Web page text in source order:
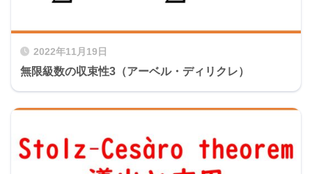
2022年11月19日
無限級数の収束性3（アーベル・ディリクレ）